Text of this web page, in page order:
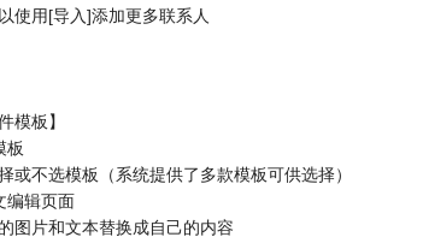
使用[导入]添加更多联系人
模板】
板
或不选模板（系统提供了多款模板可供选择）
编辑页面
图片和文本替换成自己的内容